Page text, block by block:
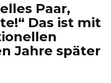
Paar,
Das ist mit
Jahre später